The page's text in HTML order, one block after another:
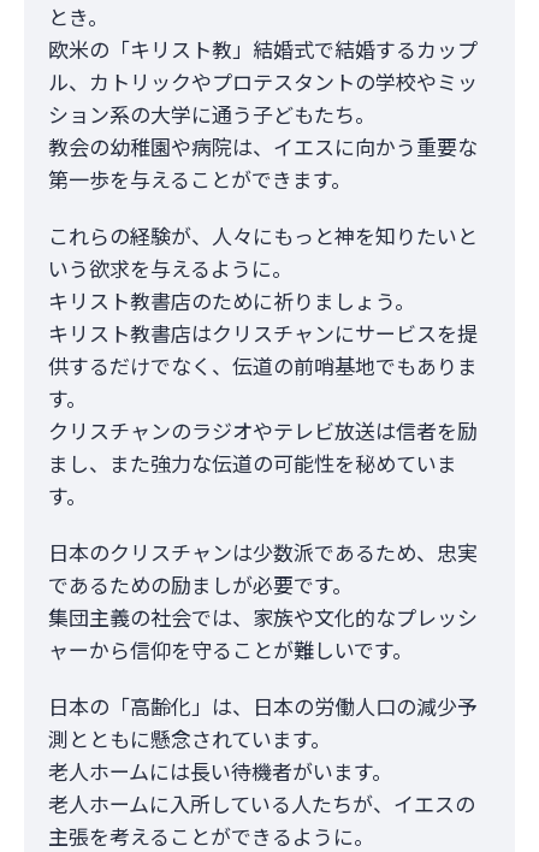
とき。
欧米の「キリスト教」結婚式で結婚するカップ
ル、カトリックやプロテスタントの学校やミッ
ション系の大学に通う子どもたち。
教会の幼稚園や病院は、イエスに向かう重要な
第一歩を与えることができます。
これらの経験が、人々にもっと神を知りたいと
いう欲求を与えるように。
キリスト教書店のために祈りましょう。
キリスト教書店はクリスチャンにサービスを提
供するだけでなく、伝道の前哨基地でもありま
す。
クリスチャンのラジオやテレビ放送は信者を励
まし、また強力な伝道の可能性を秘めていま
す。
日本のクリスチャンは少数派であるため、忠実
であるための励ましが必要です。
集団主義の社会では、家族や文化的なプレッシ
ャーから信仰を守ることが難しいです。
日本の「高齢化」は、日本の労働人口の減少予
測とともに懸念されています。
老人ホームには長い待機者がいます。
老人ホームに入所している人たちが、イエスの
主張を考えることができるように。